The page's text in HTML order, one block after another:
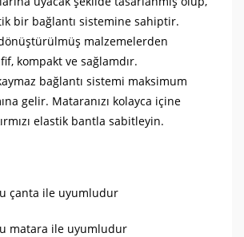
bir bağlantı sistemine sahiptir.
dönüştürülmüş malzemelerden
kompakt ve sağlamdır.
bağlantı sistemi maksimum
gelir. Mataranızı kolayca içine
elastik bantla sabitleyin.
çanta ile uyumludur
matara ile uyumludur